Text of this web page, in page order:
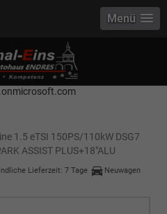
Points to address or value:
Host
to address or value: selector2-aee-
Menü
1.5 eTSI 150PS/110kW DSG7
ASSIST PLUS+18"ALU
Lieferzeit: 7 Tage
Neuwagen